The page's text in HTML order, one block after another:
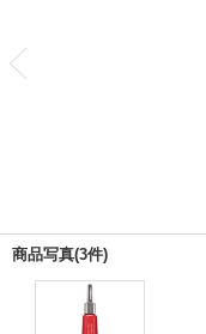
商品写真(3件)